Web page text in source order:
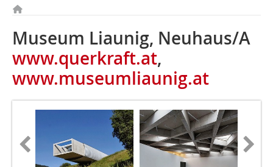
Museum Liaunig, Neuhaus/A
www.querkraft.at,
www.museumliaunig.at